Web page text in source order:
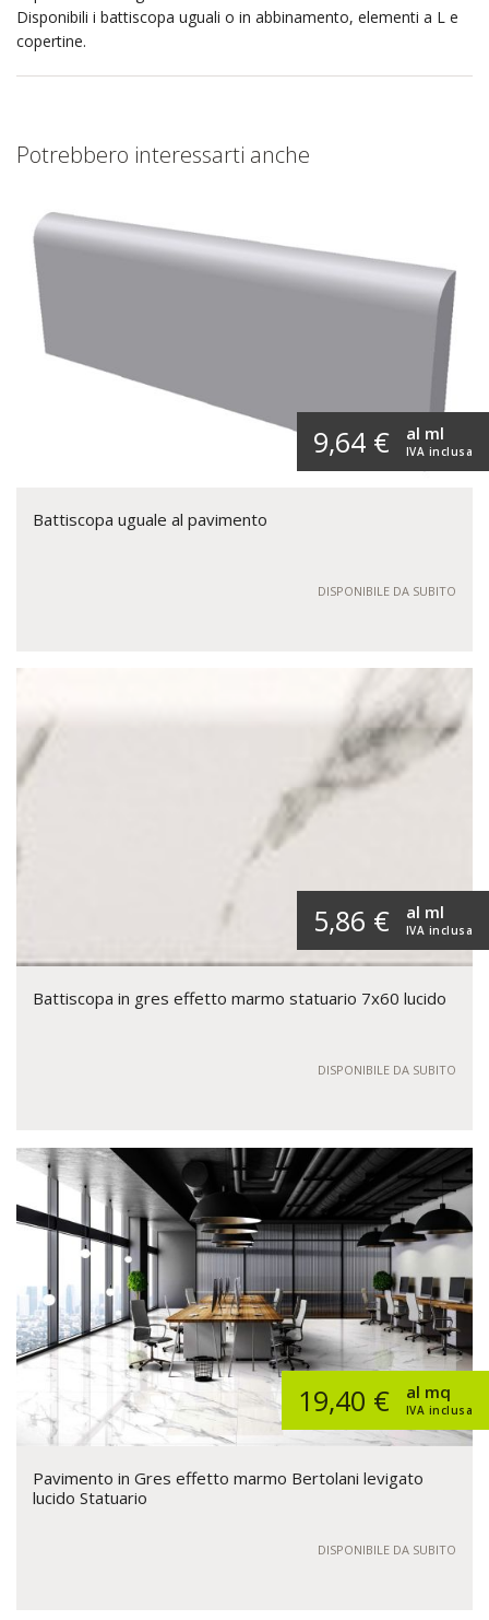
Disponibili i battiscopa uguali o in abbinamento, elementi a L e
copertine.
Potrebbero interessarti anche
9,64 € IVA inclusa
al ml
Battiscopa uguale al pavimento
DISPONIBILE DA SUBITO
5,86 € IVA inclusa
al ml
Battiscopa in gres effetto marmo statuario 7x60 lucido
DISPONIBILE DA SUBITO
19,40 € IVA inclusa
al mq
Pavimento in Gres effetto marmo Bertolani levigato
lucido Statuario
DISPONIBILE DA SUBITO